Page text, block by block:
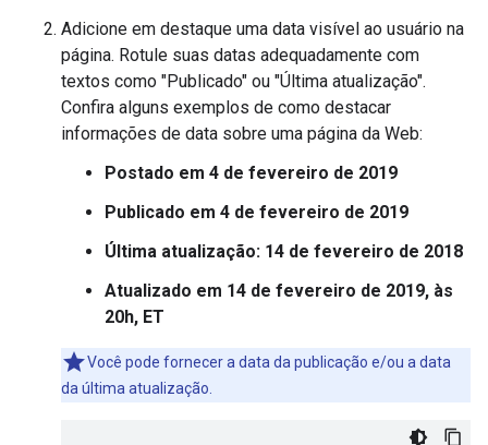
Adicione em destaque uma data visível ao usuário na
página. Rotule suas datas adequadamente com
textos como "Publicado" ou "Última atualização".
Confira alguns exemplos de como destacar
informações de data sobre uma página da Web:
Postado em 4 de fevereiro de 2019
Publicado em 4 de fevereiro de 2019
Última atualização: 14 de fevereiro de 2018
Atualizado em 14 de fevereiro de 2019, às
20h, ET
Você pode fornecer a data da publicação e/ou a data
da última atualização.